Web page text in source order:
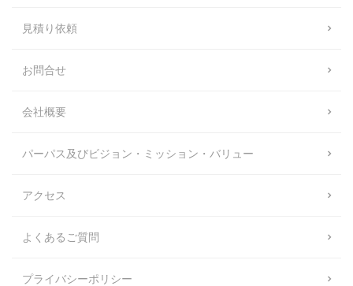
見積り依頼
お問合せ
会社概要
パーパス及びビジョン・ミッション・バリュー
アクセス
よくあるご質問
プライバシーポリシー